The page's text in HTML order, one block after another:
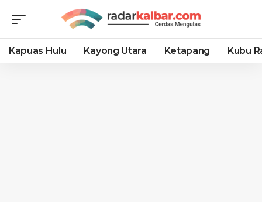
Kapuas Hulu Kayong Utara Ketapang Kubu